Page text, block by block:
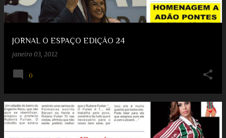
JORNAL O ESPAÇO EDIÇÃO 24
janeiro 03, 2012
0